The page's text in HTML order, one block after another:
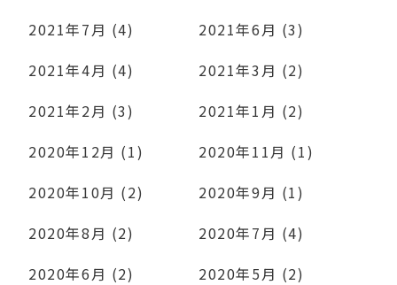
2021年7月 (4)
2021年6月 (3)
2021年4月 (4)
2021年3月 (2)
2021年2月 (3)
2021年1月 (2)
2020年12月 (1)
2020年11月 (1)
2020年10月 (2)
2020年9月 (1)
2020年8月 (2)
2020年7月 (4)
2020年6月 (2)
2020年5月 (2)